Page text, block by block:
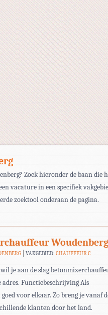
Zoek hieronder de baan die
vacature in een specifiek
zoektool onderaan de pagina.
Woudenberg
VAKGEBIED:CHAUFFEUR C
je aan de slag
adres. Functiebeschrijving Als
voor elkaar. Zo breng je vanaf
klanten door het land.